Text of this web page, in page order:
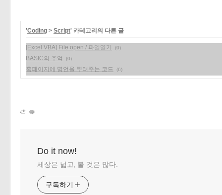
'Coding > Script' 카테고리의 다른 글
[Excel VBA] File open / 파일열기 (0)
BASIC의 추억 (0)
홈페이지에 명언을 뿌려주는 코드 (6)
Do it now!
세상은 넓고, 볼 것은 많다.
구독하기